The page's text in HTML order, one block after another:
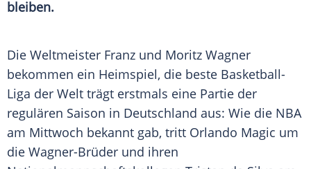
bleiben.
Die Weltmeister Franz und Moritz Wagner
bekommen ein Heimspiel, die beste Basketball-
Liga der Welt trägt erstmals eine Partie der
regulären Saison in Deutschland aus: Wie die NBA
am Mittwoch bekannt gab, tritt Orlando Magic um
die Wagner-Brüder und ihren